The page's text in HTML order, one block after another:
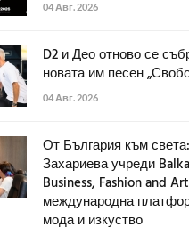
04 Авг. 2026
D2 и Део отново се
новата им песен
04 Авг. 2026
От България към
Захариева учреди
Business, Fashion and
международна
мода и изкуство